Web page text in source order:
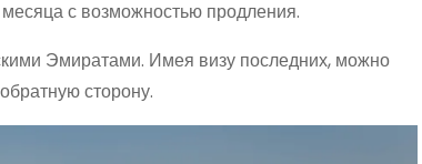
с возможностью продления.
Эмиратами. Имея визу последних, можно
сторону.